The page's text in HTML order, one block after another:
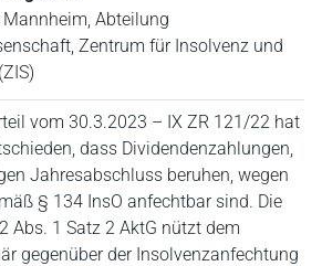
Abteilung
Zentrum für Insolvenz und
vom 30.3.2023 – IX ZR 121/22 hat
dass Dividendenzahlungen,
Jahresabschluss beruhen, wegen
§ 134 InsO anfechtbar sind. Die
Abs. 1 Satz 2 AktG nützt dem
gegenüber der Insolvenzanfechtung